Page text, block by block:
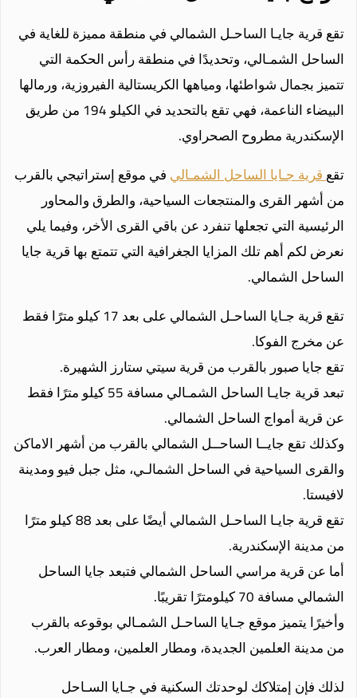
تقع قرية جايـا الساحـل الشمالي في منطقة مميزة للغاية في
الساحل الشمـالي، وتحديدًا في منطقة رأس الحكمة التي
تتميز بجمال شواطئها، ومياهها الكريستالية الفيروزية، ورمالها
البيضاء الناعمة، فهي تقع بالتحديد في الكيلو 194 من طريق
الإسكندرية مطروح الصحراوي.
تقعقرية جـايا الساحل الشمـاليفي موقع إستراتيجي بالقرب
من أشهر القرى والمنتجعات السياحية، والطرق والمحاور
الرئيسية التي تجعلها تنفرد عن باقي القرى الأخر، وفيما يلي
نعرض لكم أهم تلك المزايا الجغرافية التي تتمتع بها قرية جايا
الساحل الشمالي.
تقع قرية جـايا الساحـل الشمالي على بعد 17 كيلو مترًا فقط
عن مخرج الفوكا.
تقع جايا صبور بالقرب من قرية سيتي ستارز الشهيرة.
تبعد قرية جايـا الساحل الشمـالي مسافة 55 كيلو مترًا فقط
عن قرية أمواج الساحل الشمالي.
وكذلك تقع جايــا الساحــل الشمالي بالقرب من أشهر الاماكن
والقرى السياحية في الساحل الشمالـي، مثل جبل فيو ومدينة
لافيستا.
تقع قرية جايـا الساحـل الشمالي أيضًا على بعد 88 كيلو مترًا
من مدينة الإسكندرية.
أما عن قرية مراسي الساحل الشمالي فتبعد جايا الساحل
الشمالي مسافة 70 كيلومترًا تقريبًا.
وأخيرًا يتميز موقع جـايا الساحـل الشمـالي بوقوعه بالقرب
من مدينة العلمين الجديدة، ومطار العلمين، ومطار العرب.
لذلك فإن إمتلاكك لوحدتك السكنية في جـايا السـاحل